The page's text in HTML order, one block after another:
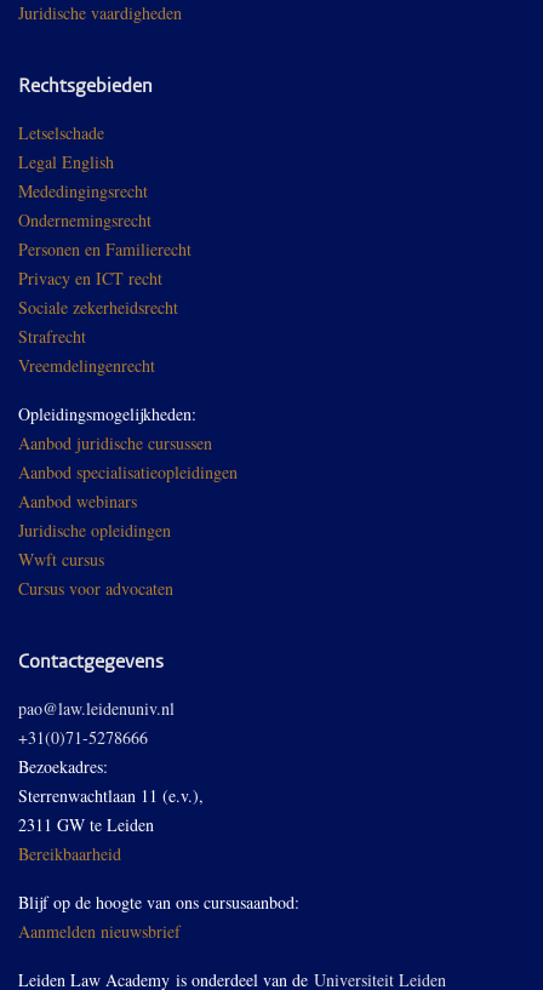
Juridische vaardigheden
Rechtsgebieden
Letselschade
Legal English
Mededingingsrecht
Ondernemingsrecht
Personen en Familierecht
Privacy en ICT recht
Sociale zekerheidsrecht
Strafrecht
Vreemdelingenrecht
Opleidingsmogelijkheden:
Aanbod juridische cursussen
Aanbod specialisatieopleidingen
Aanbod webinars
Juridische opleidingen
Wwft cursus
Cursus voor advocaten
Contactgegevens
pao@law.leidenuniv.nl
+31(0)71-5278666
Bezoekadres:
Sterrenwachtlaan 11 (e.v.),
2311 GW te Leiden
Bereikbaarheid
Blijf op de hoogte van ons cursusaanbod:
Aanmelden nieuwsbrief
Leiden Law Academy is onderdeel van de Universiteit Leiden